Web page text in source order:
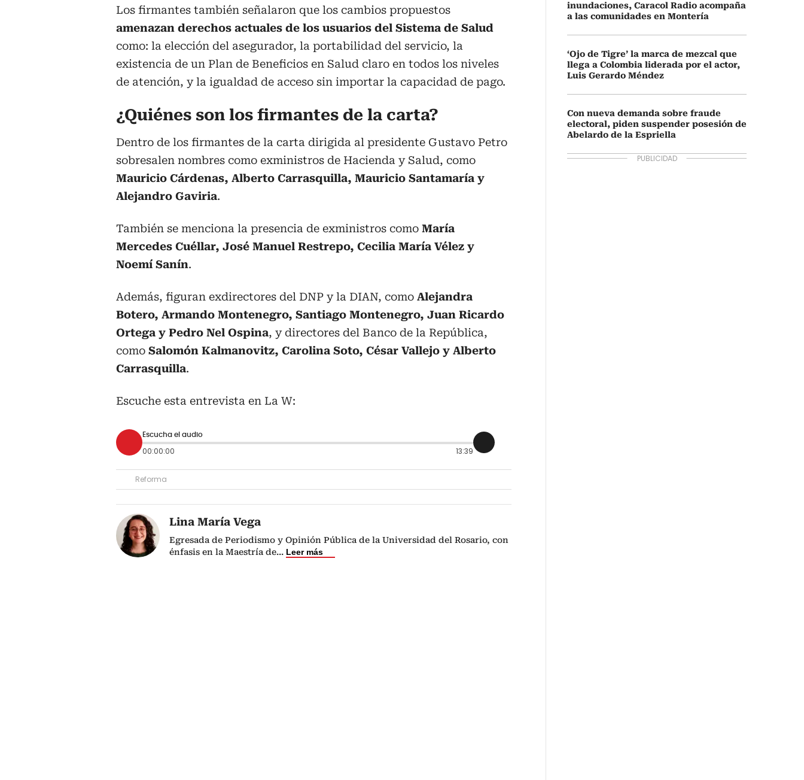
Los firmantes también señalaron que los cambios propuestos
amenazan derechos actuales de los usuarios del Sistema de Salud
como: la elección del asegurador, la portabilidad del servicio, la
existencia de un Plan de Beneficios en Salud claro en todos los niveles
de atención, y la igualdad de acceso sin importar la capacidad de pago.
¿Quiénes son los firmantes de la carta?
Dentro de los firmantes de la carta dirigida al presidente Gustavo Petro
sobresalen nombres como exministros de Hacienda y Salud, como
Mauricio Cárdenas, Alberto Carrasquilla, Mauricio Santamaría y
Alejandro Gaviria.
También se menciona la presencia de exministros como María
Mercedes Cuéllar, José Manuel Restrepo, Cecilia María Vélez y
Noemí Sanín.
Además, figuran exdirectores del DNP y la DIAN, como Alejandra
Botero, Armando Montenegro, Santiago Montenegro, Juan Ricardo
Ortega y Pedro Nel Ospina, y directores del Banco de la República,
como Salomón Kalmanovitz, Carolina Soto, César Vallejo y Alberto
Carrasquilla.
Escuche esta entrevista en La W:
Escucha el audio
00:00:00 13:39
Reforma
Lina María Vega
Egresada de Periodismo y Opinión Pública de la Universidad del Rosario, con
énfasis en la Maestría de... Leer más
inundaciones, Caracol Radio acompaña
a las comunidades en Montería
‘Ojo de Tigre’ la marca de mezcal que
llega a Colombia liderada por el actor,
Luis Gerardo Méndez
Con nueva demanda sobre fraude
electoral, piden suspender posesión de
Abelardo de la Espriella